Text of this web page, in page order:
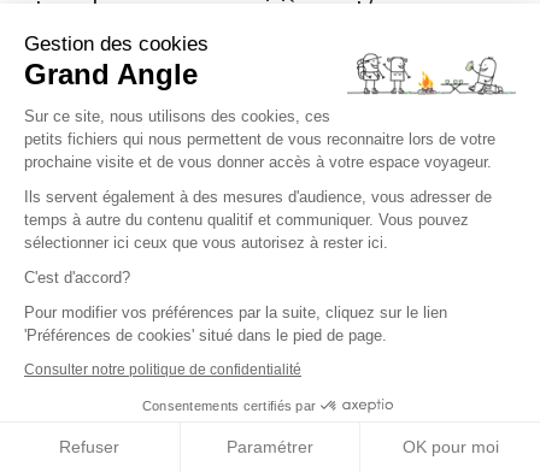
Gestion des cookies
Grand Angle
Sur ce site, nous utilisons des cookies, ces
petits fichiers qui nous permettent de vous reconnaitre lors de votre
prochaine visite et de vous donner accès à votre espace voyageur.
Ils servent également à des mesures d'audience, vous adresser de
temps à autre du contenu qualitif et communiquer. Vous pouvez
sélectionner ici ceux que vous autorisez à rester ici.
C'est d'accord?
Pour modifier vos préférences par la suite, cliquez sur le lien
'Préférences de cookies' situé dans le pied de page.
Consulter notre politique de confidentialité
Consentements certifiés par
Refuser Paramétrer OK pour moi
tous les voyages croisières et/ou avec
hébergement sur un bateau
5.1.3.1En cas d'annulation de votre voyage, il sera
facturé les frais d'annulation/résolution ci-dessous
:
Plus de 91 jours avant le départ : 25% du prix
total
De 90 à 42 jours : 55% du prix total
De 41 à 30 jours : 75% du prix total
De 29 à 15 jours avant le départ : 90% du prix
total
A partir de 14 jours avant le départ ou non
présentation au départ : 100% du prix total
En cas d'annulation par un voyageur ayant